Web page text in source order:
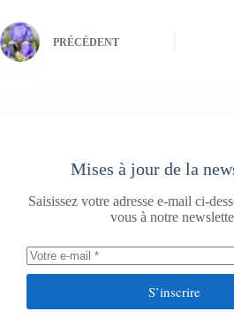
PRÉCÉDENT
Mises à jour de la
Saisissez votre adresse e-mail ci-
vous à notre
S’inscrire